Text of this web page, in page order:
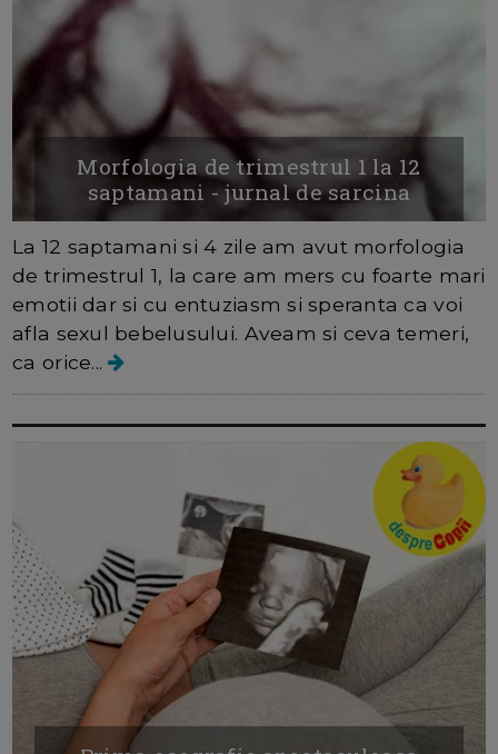
Morfologia de trimestrul 1 la 12
saptamani - jurnal de sarcina
La 12 saptamani si 4 zile am avut morfologia
de trimestrul 1, la care am mers cu foarte mari
emotii dar si cu entuziasm si speranta ca voi
afla sexul bebelusului. Aveam si ceva temeri,
ca orice...